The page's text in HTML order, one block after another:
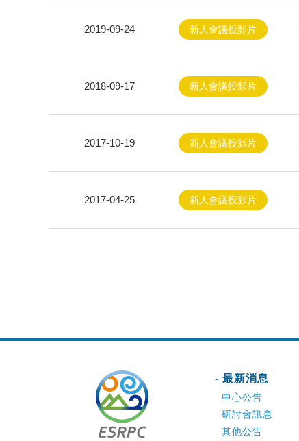
2019-09-24 新人會議投影片
2018-09-17 新人會議投影片
2017-10-19 新人會議投影片
2017-04-25 新人會議投影片
- 最新消息
中心公告
研討會訊息
其他公告